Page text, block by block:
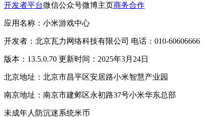
开发者平台微信公众号微博主页商务合作
应用名称：小米游戏中心
开发者：北京瓦力网络科技有限公司 电话：010-60606666
版本：13.5.0.70 更新时间：2025年3月24日
北京地址：北京市昌平区安居路小米智慧产业园
南京地址：南京市建邺区永初路37号小米华东总部
未成年人防沉迷系统米币